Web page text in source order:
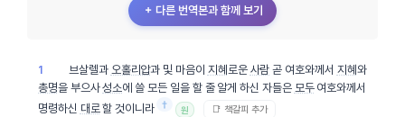
＋ 다른 번역본과 함께 보기
1 브살렐과 오홀리압과 및 마음이 지혜 로운 사람 곧 여호와께서 지혜 와
총명을 부으사성소에 쓸 모든 일을 할 줄 알게 하신 자들은 모두여호와께서
명령하신 대로할 것이니라 † 원 📑 책갈피 추가